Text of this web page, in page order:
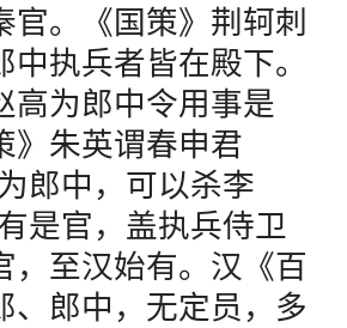
。《国策》荆轲刺
执兵者皆在殿下。
高为郎中令用事是
》朱英谓春申君
郎中，可以杀李
是官，盖执兵侍卫
，至汉始有。汉《百
、郎中，无定员，多